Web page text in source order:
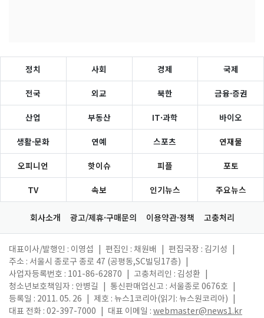
정치 사회 경제 국제
전국 외교 북한 금융·증권
산업 부동산 IT·과학 바이오
생활·문화 연예 스포츠 연재물
오피니언 핫이슈 피플 포토
TV 속보 인기뉴스 주요뉴스
회사소개 광고/제휴·구매문의 이용약관·정책 고충처리
대표이사/발행인 : 이영섭 편집인 : 채원배 편집국장 : 김기성
주소 : 서울시 종로구 종로 47 (공평동,SC빌딩17층)
사업자등록번호 : 101-86-62870
고충처리인 : 김성환
청소년보호책임자 : 안병길
통신판매업신고 : 서울종로 0676호
등록일 : 2011. 05. 26
제호 : 뉴스1코리아(읽기: 뉴스원코리아)
대표 전화 : 02-397-7000
대표 이메일 : webmaster@news1.kr